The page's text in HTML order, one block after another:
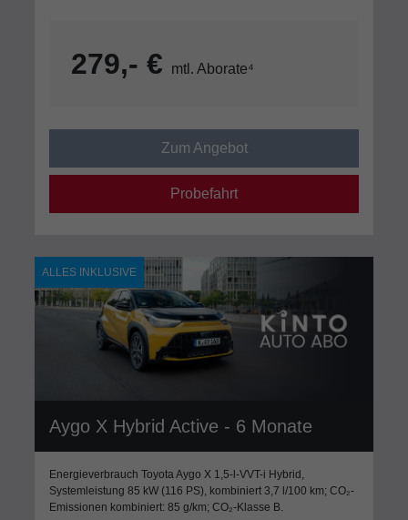
279,- € mtl. Aborate⁴
Zum Angebot
Probefahrt
Aygo X Hybrid Active - 6 Monate
ALLES INKLUSIVE
Energieverbrauch Toyota Aygo X 1,5-l-VVT-i Hybrid,
Systemleistung 85 kW (116 PS), kombiniert 3,7 l/100 km; CO₂-
Emissionen kombiniert: 85 g/km; CO₂-Klasse B.